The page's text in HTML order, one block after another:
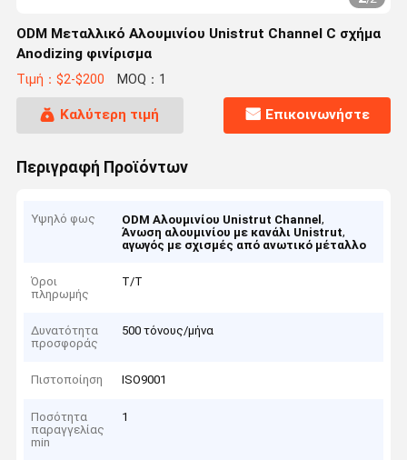
ODM Μεταλλικό Αλουμινίου Unistrut Channel C σχήμα
Anodizing φινίρισμα
Τιμή：$2-$200 MOQ：1
Καλύτερη τιμή Επικοινωνήστε
Περιγραφή Προϊόντων
Υψηλό φως ODM Αλουμινίου Unistrut Channel,
Άνωση αλουμινίου με κανάλι Unistrut,
αγωγός με σχισμές από ανωτικό μέταλλο
Όροι
πληρωμής
Τ/Τ
Δυνατότητα
προσφοράς
500 τόνους/μήνα
Πιστοποίηση ISO9001
Ποσότητα
παραγγελίας
min
1